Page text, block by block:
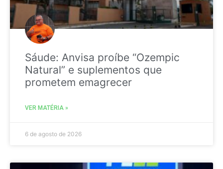
Sáude: Anvisa proíbe “Ozempic
Natural” e suplementos que
prometem emagrecer
VER MATÉRIA »
6 de agosto de 2026